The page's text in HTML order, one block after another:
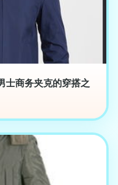
士商务夹克的穿搭之